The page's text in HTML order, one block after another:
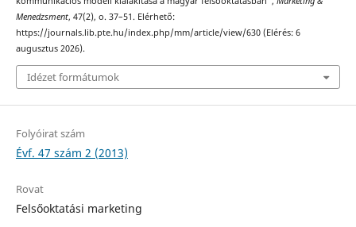
Menedzsment, 47(2), o. 37–51. Elérhető:
https://journals.lib.pte.hu/index.php/mm/article/view/630 (Elérés: 6
augusztus 2026).
Idézet formátumok
Folyóirat szám
Évf. 47 szám 2 (2013)
Rovat
Felsőoktatási marketing